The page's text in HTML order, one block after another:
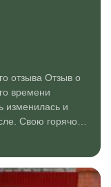
отзыва Отзыв о
времени
изменилась и
Свою горячо
руки, и ездит